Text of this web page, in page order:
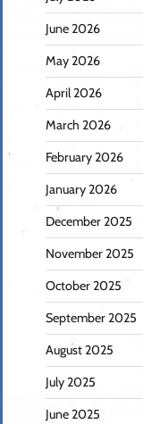
June 2026
May 2026
April 2026
March 2026
February 2026
January 2026
December 2025
November 2025
October 2025
September 2025
August 2025
July 2025
June 2025